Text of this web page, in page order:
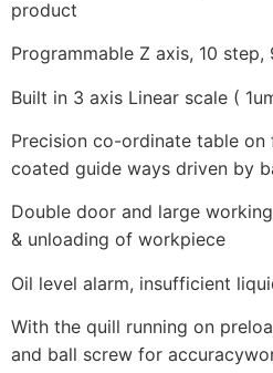
product
Programmable Z axis, 10
Built in 3 axis Linear scale (
Precision co-ordinate table
coated guide ways driven by
Double door and large
& unloading of workpiece
Oil level alarm, insufficient
With the quill running on
and ball screw for